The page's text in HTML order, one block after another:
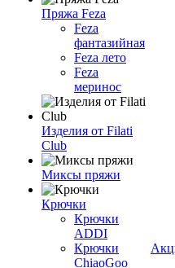
Пряжа Feza
Feza
фантазийная
Feza лето
Feza
меринос
Изделия от Filati
Club
Миксы пряжи
Крючки
Крючки
ADDI
Крючки
ChiaoGoo